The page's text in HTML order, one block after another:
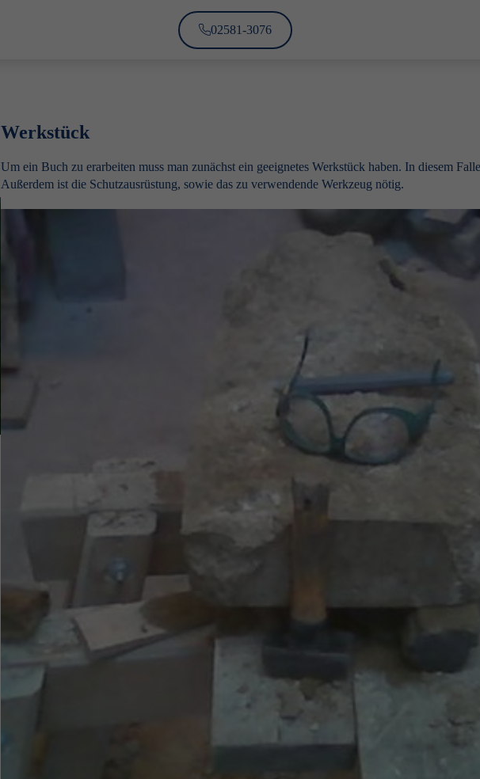
02581-3076
Werkstück
Um ein Buch zu erarbeiten muss man zunächst ein geeignetes Werkstück haben. In diesem
Außerdem ist die Schutzausrüstung, sowie das zu verwendende Werkzeug nötig.